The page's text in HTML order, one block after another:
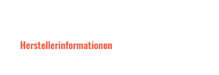
Herstellerinformationen